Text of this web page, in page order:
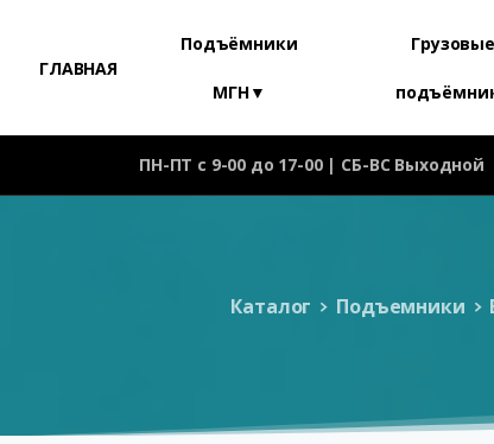
ГЛАВНАЯ
Подъёмники
МГН▼
Грузовые
ПН-ПТ с 9-00 до 17-00 | СБ-ВС Выходной
Каталог Подъемники